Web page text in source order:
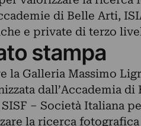
di Belle Arti,
e private di terzo
stampa
la Galleria Massimo
dall’Accademia
– Società Italiana
la ricerca